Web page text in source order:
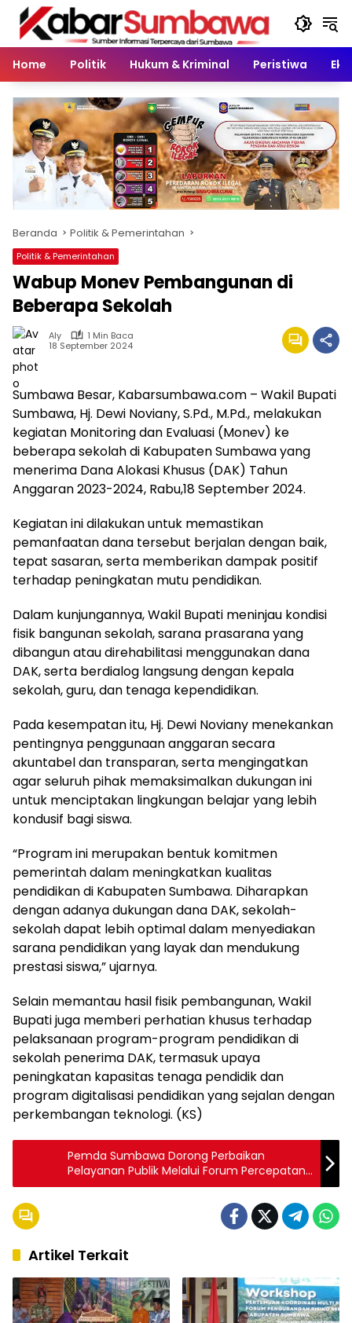
Langsung
konten
Home
Politik Hukum & Kriminal Peristiwa
Beranda Politik & Pemerintahan
Politik & Pemerintahan
Wabup Monev Pembangunan di
Beberapa Sekolah
Aly
1 Min Baca
18 September 2024
Sumbawa Besar, Kabarsumbawa.com – Wakil Bupati
Sumbawa, Hj. Dewi Noviany, S.Pd., M.Pd., melakukan
kegiatan Monitoring dan Evaluasi (Monev) ke
beberapa sekolah di Kabupaten Sumbawa yang
menerima Dana Alokasi Khusus (DAK) Tahun
Anggaran 2023-2024, Rabu,18 September 2024.
Kegiatan ini dilakukan untuk memastikan
pemanfaatan dana tersebut berjalan dengan baik,
tepat sasaran, serta memberikan dampak positif
terhadap peningkatan mutu pendidikan.
Dalam kunjungannya, Wakil Bupati meninjau kondisi
fisik bangunan sekolah, sarana prasarana yang
dibangun atau direhabilitasi menggunakan dana
DAK, serta berdialog langsung dengan kepala
sekolah, guru, dan tenaga kependidikan.
Pada kesempatan itu, Hj. Dewi Noviany menekankan
pentingnya penggunaan anggaran secara
akuntabel dan transparan, serta mengingatkan
agar seluruh pihak memaksimalkan dukungan ini
untuk menciptakan lingkungan belajar yang lebih
kondusif bagi siswa.
“Program ini merupakan bentuk komitmen
pemerintah dalam meningkatkan kualitas
pendidikan di Kabupaten Sumbawa. Diharapkan
dengan adanya dukungan dana DAK, sekolah-
sekolah dapat lebih optimal dalam menyediakan
sarana pendidikan yang layak dan mendukung
prestasi siswa,” ujarnya.
Selain memantau hasil fisik pembangunan, Wakil
Bupati juga memberi perhatian khusus terhadap
pelaksanaan program-program pendidikan di
sekolah penerima DAK, termasuk upaya
peningkatan kapasitas tenaga pendidik dan
program digitalisasi pendidikan yang sejalan dengan
perkembangan teknologi. (KS)
Pemda Sumbawa Dorong Perbaikan
Pelayanan Publik Melalui Forum Percepatan
MAL
Artikel Terkait